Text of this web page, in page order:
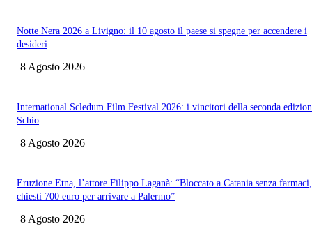
Notte Nera 2026 a Livigno: il 10 agosto il paese si spegne per accendere i
desideri
8 Agosto 2026
International Scledum Film Festival 2026: i vincitori della seconda
Schio
8 Agosto 2026
Eruzione Etna, l’attore Filippo Laganà: “Bloccato a Catania senza farmaci,
chiesti 700 euro per arrivare a Palermo”
8 Agosto 2026